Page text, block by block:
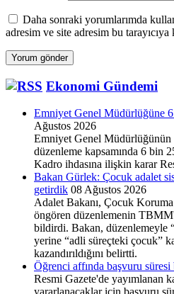
Daha sonraki yorumlarımda
adresim ve site adresim bu
Ekonomi Gündemi
Emniyet Genel Müdürlüğüne
Ağustos 2026
Emniyet Genel Müdürlüğünün
düzenleme kapsamında 6 bin
Kadro ihdasına ilişkin karar
Bakan Gürlek: Çocuk adalet
getirdik 08 Ağustos 2026
Adalet Bakanı, Çocuk
öngören düzenlemenin
bildirdi. Bakan, düzenlemeyle
yerine “adli süreçteki çocuk”
kazandırıldığını belirtti.
Öğrenci affında başvuru
Resmi Gazete'de yayımlanan